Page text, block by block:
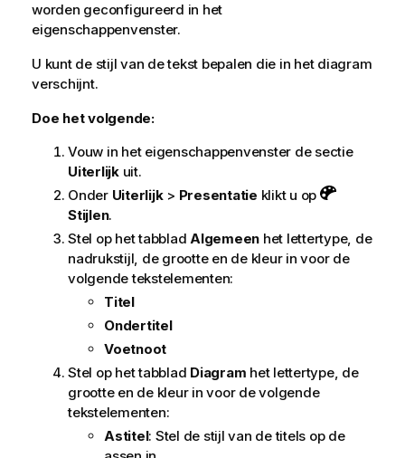
worden geconfigureerd in het
eigenschappenvenster.
U kunt de stijl van de tekst bepalen die in het diagram
verschijnt.
Doe het volgende:
Vouw in het eigenschappenvenster de sectie
Uiterlijkuit.
Onder Uiterlijk> Presentatie klikt u op
Stijlen.
Stel op het tabblad Algemeen het lettertype, de
nadrukstijl, de grootte en de kleur in voor de
volgende tekstelementen:
Titel
Ondertitel
Voetnoot
Stel op het tabblad Diagram het lettertype, de
grootte en de kleur in voor de volgende
tekstelementen:
Astitel: Stel de stijl van de titels op de